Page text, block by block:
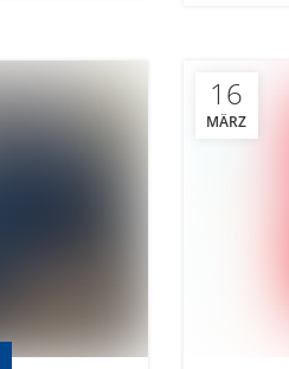
16
MÄRZ